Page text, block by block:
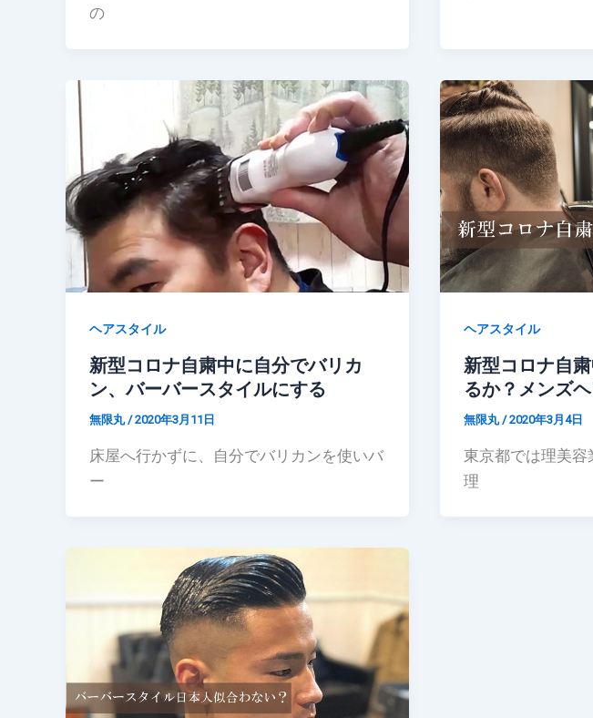
の
ヘアスタイル
新型コロナ自粛中に自分でバリカ
ン、バーバースタイルにする
無限丸/2020年3月11日
床屋へ行かずに、自分でバリカンを使いバ
ー
ヘアスタイル
新型コロナ自
るか？メンズ
無限丸/2020年3月4日
東京都では理美容
理